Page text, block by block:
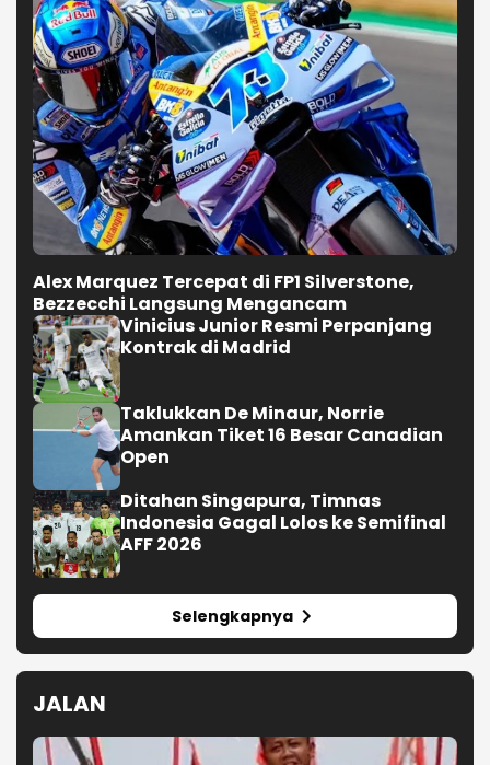
Alex Marquez Tercepat di FP1 Silverstone,
Bezzecchi Langsung Mengancam
Vinicius Junior Resmi Perpanjang
Kontrak di Madrid
Taklukkan De Minaur, Norrie
Amankan Tiket 16 Besar Canadian
Open
Ditahan Singapura, Timnas
Indonesia Gagal Lolos ke Semifinal
AFF 2026
Selengkapnya
JALAN